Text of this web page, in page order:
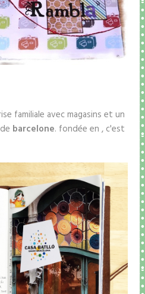
familiale avec magasins et un
barcelone. fondée en , c'est